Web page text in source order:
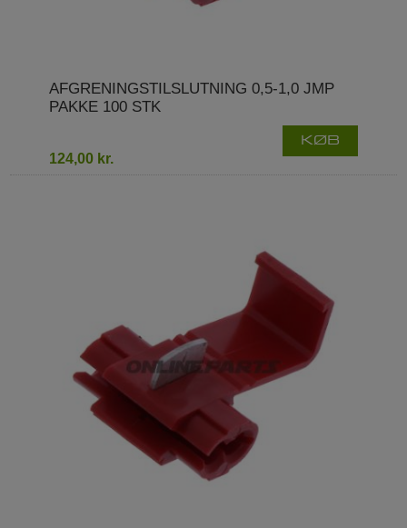
AFGRENINGSTILSLUTNING 0,5-1,0 JMP
PAKKE 100 STK
124,00 kr.
KØB